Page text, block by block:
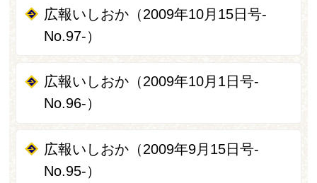
広報いしおか（2009年10月15日号-
No.97-）
広報いしおか（2009年10月1日号-
No.96-）
広報いしおか（2009年9月15日号-
No.95-）